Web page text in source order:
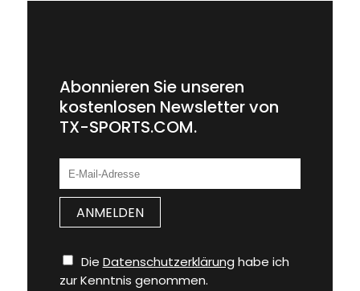
Abonnieren Sie unseren
kostenlosen Newsletter von
TX-SPORTS.COM.
Die Datenschutzerklärung habe ich
zur Kenntnis genommen.